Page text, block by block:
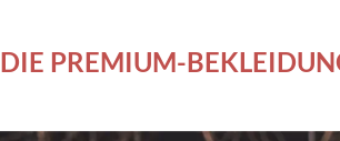
DIE PREMIUM-